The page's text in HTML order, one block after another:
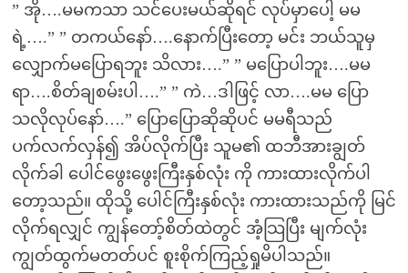
” အို….မမကသာ သင်ပေးမယ်ဆိုရင် လုပ်မှာပေါ့ မမ
ရဲ့….” ” တကယ်နော်….နောက်ပြီးတော့ မင်း ဘယ်သူမှ
လျှောက်မပြောရဘူး သိလား….” ” မပြောပါဘူး….မမ
ရာ….စိတ်ချစမ်းပါ….” ” ကဲ…ဒါဖြင့် လာ….မမ ပြော
သလိုလုပ်နော်….” ပြောပြောဆိုဆိုပင် မမရီသည်
ပက်လက်လှန်၍ အိပ်လိုက်ပြီး သူမ၏ ထဘီအားချွတ်
လိုက်ခါ ပေါင်ဖွေးဖွေးကြီးနှစ်လုံး ကို ကားထားလိုက်ပါ
တော့သည်။ ထိုသို့ ပေါင်ကြီးနှစ်လုံး ကားထားသည်ကို မြင်
လိုက်ရလျှင် ကျွန်တော့်စိတ်ထဲတွင် အံ့သြပြီး မျက်လုံး
ကျွတ်ထွက်မတတ်ပင် စူးစိုက်ကြည့်ရှုမိပါသည်။